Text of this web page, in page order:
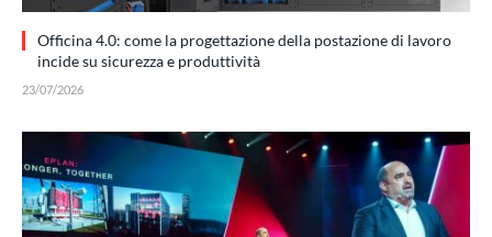
Officina 4.0: come la progettazione della postazione di lavoro
incide su sicurezza e produttività
23/07/2026